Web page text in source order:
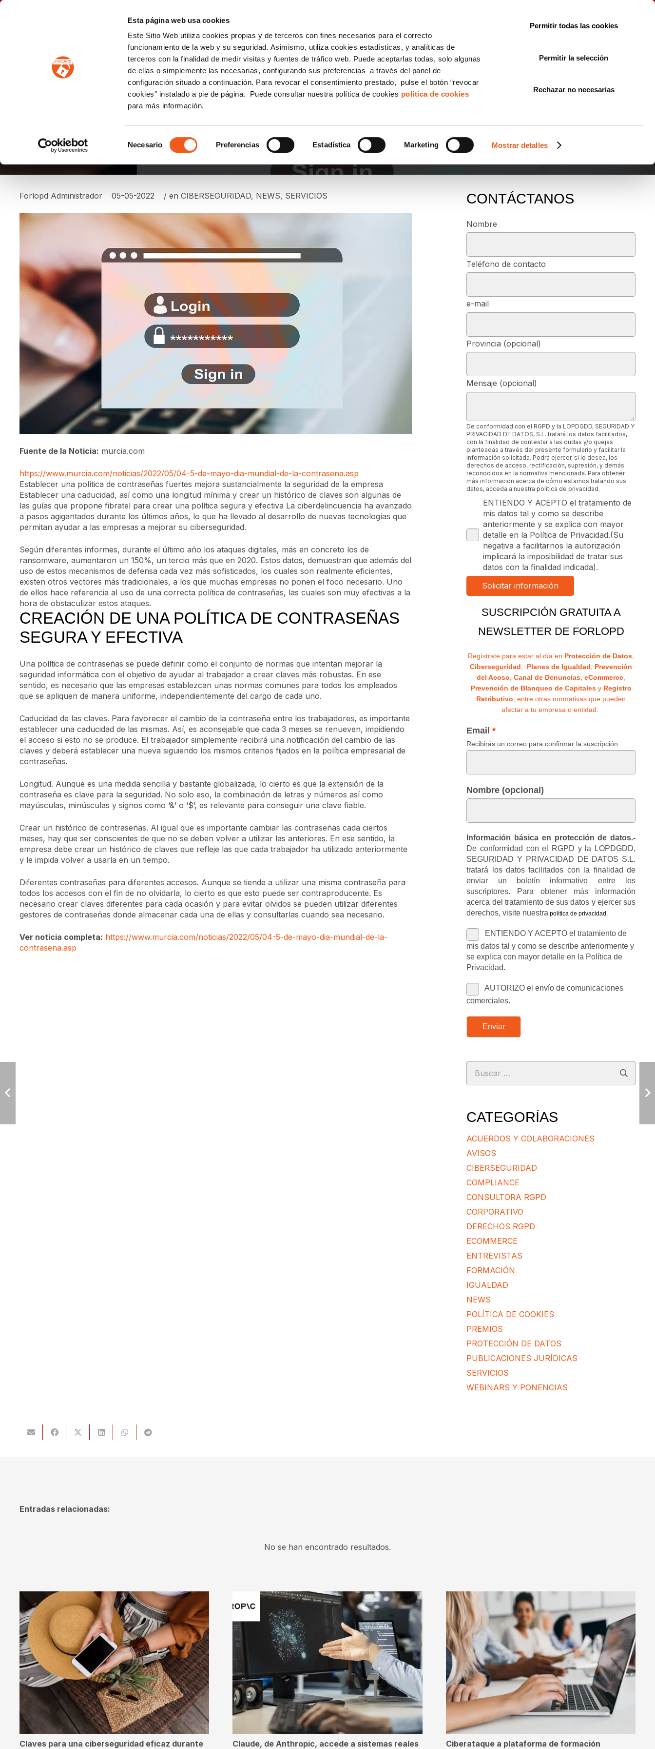
Esta página web usa cookies
Este Sitio Web utiliza cookies propias y de terceros con fines necesarios para el correcto
funcionamiento de la web y su seguridad. Asimismo, utiliza cookies estadísticas, y analíticas de
terceros con la finalidad de medir visitas y fuentes de tráfico web. Puede aceptarlas todas, solo algunas
de ellas o simplemente las necesarias, configurando sus preferencias a través del panel de
configuración situado a continuación. Para revocar el consentimiento prestado, pulse el botón “revocar
cookies” instalado a pie de página. Puede consultar nuestra política de cookies política de cookies
para más información.
de
Necesario Preferencias Estadística Marketing Mostrar detalles
Permitir todas las cookies
Permitir la selección
Rechazar no necesarias
PROTECCION DE DATOS IGUALDAD CONSULTORÍA ECOMMERCE LSSI CANAL DENUNCIAS
DÍA MUNDIAL DE LA CONTRASEÑA 2022
Forlopd Administrador 05-05-2022 / enCIBERSEGURIDAD, NEWS, SERVICIOS
Fuente de la Noticia: murcia.com
https://www.murcia.com/noticias/2022/05/04-5-de-mayo-dia-mundial-de-la-contrasena.asp
Establecer una política de contraseñas fuertes mejora sustancialmente la seguridad de la empresa
Establecer una caducidad, así como una longitud mínima y crear un histórico de claves son algunas de
las guías que propone fibratel para crear una política segura y efectiva La ciberdelincuencia ha avanzado
a pasos agigantados durante los últimos años, lo que ha llevado al desarrollo de nuevas tecnologías que
permitan ayudar a las empresas a mejorar su ciberseguridad.
Según diferentes informes, durante el último año los ataques digitales, más en concreto los de
ransomware, aumentaron un 150%, un tercio más que en 2020. Estos datos, demuestran que además del
uso de estos mecanismos de defensa cada vez más sofisticados, los cuales son realmente eficientes,
existen otros vectores más tradicionales, a los que muchas empresas no ponen el foco necesario. Uno
de ellos hace referencia al uso de una correcta política de contraseñas, las cuales son muy efectivas a la
hora de obstaculizar estos ataques.
CREACIÓN DE UNA POLÍTICA DE CONTRASEÑAS
SEGURA Y EFECTIVA
Una política de contraseñas se puede definir como el conjunto de normas que intentan mejorar la
seguridad informática con el objetivo de ayudar al trabajador a crear claves más robustas. En ese
sentido, es necesario que las empresas establezcan unas normas comunes para todos los empleados
que se apliquen de manera uniforme, independientemente del cargo de cada uno.
Caducidad de las claves. Para favorecer el cambio de la contraseña entre los trabajadores, es importante
establecer una caducidad de las mismas. Así, es aconsejable que cada 3 meses se renueven, impidiendo
el acceso si esto no se produce. El trabajador simplemente recibirá una notificación del cambio de las
claves y deberá establecer una nueva siguiendo los mismos criterios fijados en la política empresarial de
contraseñas.
Longitud. Aunque es una medida sencilla y bastante globalizada, lo cierto es que la extensión de la
contraseña es clave para la seguridad. No solo eso, la combinación de letras y números así como
mayúsculas, minúsculas y signos como ‘&’ o ‘$’, es relevante para conseguir una clave fiable.
Crear un histórico de contraseñas. Al igual que es importante cambiar las contraseñas cada ciertos
meses, hay que ser conscientes de que no se deben volver a utilizar las anteriores. En ese sentido, la
empresa debe crear un histórico de claves que refleje las que cada trabajador ha utilizado anteriormente
y le impida volver a usarla en un tiempo.
Diferentes contraseñas para diferentes accesos. Aunque se tiende a utilizar una misma contraseña para
todos los accesos con el fin de no olvidarla, lo cierto es que esto puede ser contraproducente. Es
necesario crear claves diferentes para cada ocasión y para evitar olvidos se pueden utilizar diferentes
gestores de contraseñas donde almacenar cada una de ellas y consultarlas cuando sea necesario.
Ver noticia completa: https://www.murcia.com/noticias/2022/05/04-5-de-mayo-dia-mundial-de-la-
contrasena.asp
CONTÁCTANOS
Nombre
Teléfono de contacto
e-mail
Provincia (opcional)
Mensaje (opcional)
De conformidad con el RGPD y la LOPDGDD, SEGURIDAD Y
PRIVACIDAD DE DATOS, S.L. tratará los datos facilitados,
con la finalidad de contestar a las dudas y/o quejas
planteadas a través del presente formulario y facilitar la
información solicitada. Podrá ejercer, si lo desea, los
derechos de acceso, rectificación, supresión, y demás
reconocidos en la normativa mencionada. Para obtener
más información acerca de cómo estamos tratando sus
datos, acceda a nuestra política de privacidad.
ENTIENDO Y ACEPTO el tratamiento de
mis datos tal y como se describe
anteriormente y se explica con mayor
detalle en la Política de Privacidad.(Su
negativa a facilitarnos la autorización
implicará la imposibilidad de tratar sus
datos con la finalidad indicada).
SUSCRIPCIÓN GRATUITA A
NEWSLETTER DE FORLOPD
Regístrate para estar al día en Protección de Datos,
Ciberseguridad, Planes de Igualdad, Prevención
del Acoso,Canal de Denuncias, eCommerce,
Prevención de Blanqueo de Capitalesy Registro
Retributivo, entre otras normativas que pueden
afectar a tu empresa o entidad.
Email
Recibirás un correo para confirmar la suscripción
Nombre (opcional)
Información básica en protección de datos.-
De conformidad con el RGPD y la LOPDGDD,
SEGURIDAD Y PRIVACIDAD DE DATOS S.L.
tratará los datos facilitados con la finalidad de
enviar un boletín informativo entre los
suscriptores. Para obtener más información
acerca del tratamiento de sus datos y ejercer sus
derechos, visite nuestra política de privacidad .
ENTIENDO Y ACEPTO el tratamiento de
mis datos tal y como se describe anteriormente y
se explica con mayor detalle en la Política de
Privacidad.
AUTORIZO el envío de comunicaciones
comerciales.
Enviar
Buscar:
CATEGORÍAS
ACUERDOS Y COLABORACIONES
AVISOS
CIBERSEGURIDAD
COMPLIANCE
CONSULTORA RGPD
CORPORATIVO
DERECHOS RGPD
ECOMMERCE
ENTREVISTAS
FORMACIÓN
IGUALDAD
NEWS
POLÍTICA DE COOKIES
PREMIOS
PROTECCIÓN DE DATOS
PUBLICACIONES JURÍDICAS
SERVICIOS
WEBINARS Y PONENCIAS
Entradas relacionadas:
No se han encontrado resultados.
Claves para una ciberseguridad eficaz durante Claude, de Anthropic, accede a sistemas reales Ciberataque a plataforma de formación